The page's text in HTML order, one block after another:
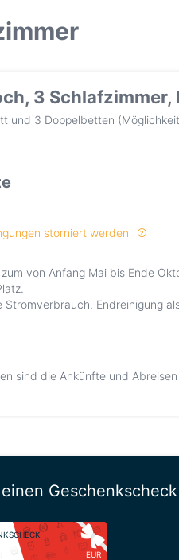
3
und 3 Doppelbetten
storniert werden
von Anfang Mai bis Ende
Stromverbrauch. Endreinigung
sind die Ankünfte und
Geschenkscheck
EUR